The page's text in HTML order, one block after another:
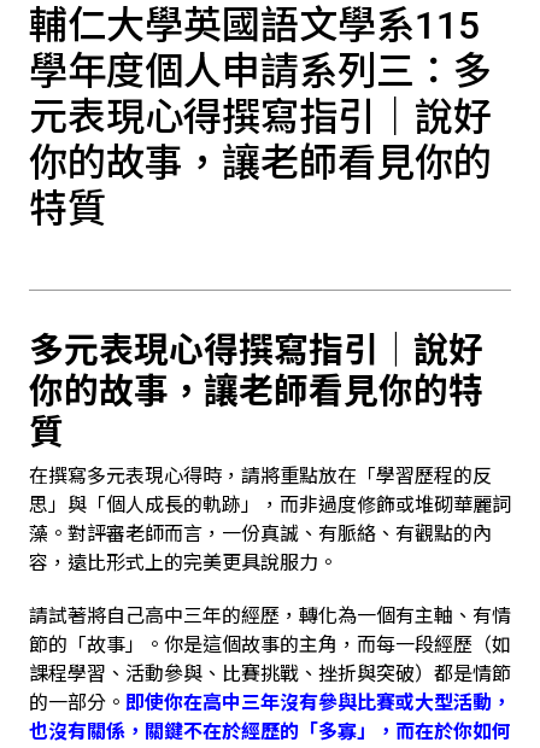
輔仁大學英國語文學系115
學年度個人申請系列三：多
元表現心得撰寫指引｜說好
你的故事，讓老師看見你的
特質
多元表現心得撰寫指引｜說好
你的故事，讓老師看見你的特
質
在撰寫多元表現心得時，請將重點放在「學習歷程的反
思」與「個人成長的軌跡」，而非過度修飾或堆砌華麗詞
藻。對評審老師而言，一份真誠、有脈絡、有觀點的內
容，遠比形式上的完美更具說服力。
請試著將自己高中三年的經歷，轉化為一個有主軸、有情
節的「故事」。你是這個故事的主角，而每一段經歷（如
課程學習、活動參與、比賽挑戰、挫折與突破）都是情節
的一部分。 即使你在高中三年沒有參與比賽或大型活動，
也沒有關係，關鍵不在於經歷的「多寡」，而在於你如何